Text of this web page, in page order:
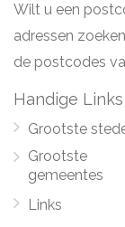
Wilt u een
adressen
de postcodes
Handige Links
Grootste
Grootste
gemeentes
Links